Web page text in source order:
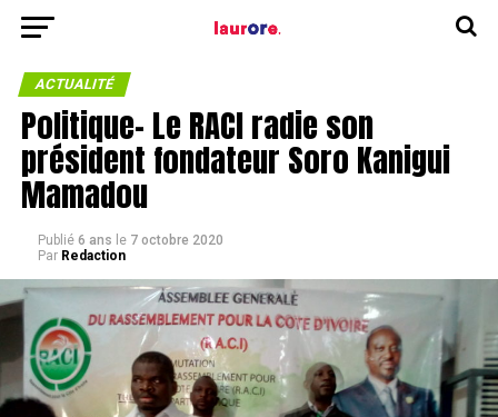
ACTUALITÉ
Politique- Le RACI radie son
président fondateur Soro Kanigui
Mamadou
Publié 6 ans le 7 octobre 2020
Par Redaction